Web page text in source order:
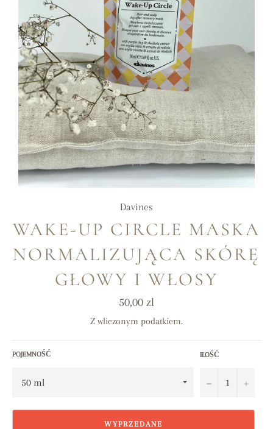
Davines
WAKE-UP CIRCLE MASKA
NORMALIZUJĄCA SKÓRĘ
GŁOWY I WŁOSY
Cena
50,00 zl
Z wliczonym podatkiem.
POJEMNOŚĆ ILOŚĆ
− +
WYPRZEDANE